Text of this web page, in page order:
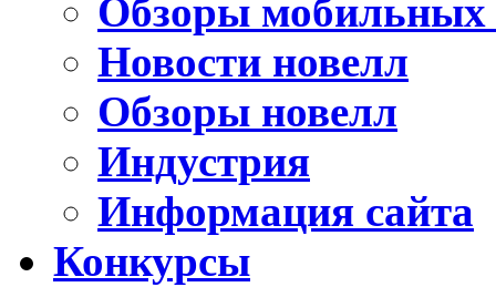
Обзоры мобильных
Новости новелл
Обзоры новелл
Индустрия
Информация сайта
Конкурсы